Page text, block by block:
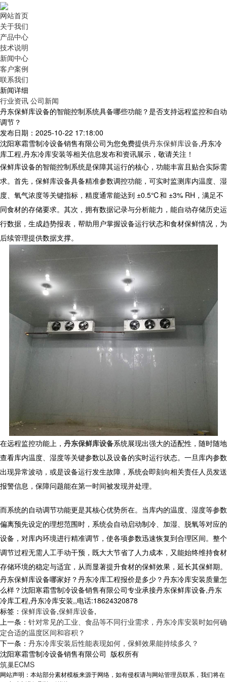
网站首页
关于我们
产品中心
技术说明
新闻中心
客户案例
联系我们
新闻详细
行业资讯 公司新闻
丹东保鲜库设备的智能控制系统具备哪些功能？是否支持远程监控和自动
调节？
发布日期：2025-10-22 17:18:00
沈阳寒霜雪制冷设备销售有限公司为您免费提供丹东保鲜库设备,丹东冷
库工程,丹东冷库安装等相关信息发布和资讯展示，敬请关注！
保鲜库设备的智能控制系统是保障其运行的核心，功能丰富且贴合实际需
求。首先， 保鲜库设备具备精准参数调控功能，可实时监测库内温度、湿
度、氧气浓度等关键指标，精度通常能达到 ±0.5℃和 ±3% RH，满足不
同食材的存储要求。其次，拥有数据记录与分析能力，能自动存储历史运
行数据，生成趋势报表，帮助用户掌握设备运行状态和食材保鲜情况，为
后续管理提供数据支撑。​
在远程监控功能上， 丹东保鲜库设备系统展现出强大的适配性，随时随地
查看库内温度、湿度等关键参数以及设备的实时运行状态。一旦库内参数
出现异常波动，或是设备运行发生故障，系统会即刻向相关责任人员发送
报警信息， 保障问题能在第一时间被发现并处理。
而系统的自动调节功能更是其核心优势所在。当库内的温度、湿度等参数
偏离预先设定的理想范围时，系统会自动启动制冷、加湿、脱氧等对应的
设备，对库内环境进行精准调节，使各项参数迅速恢复到合理区间。整个
调节过程无需人工手动干预，既大大节省了人力成本，又能始终维持食材
存储环境的稳定与适宜，从而显著提升食材的保鲜效果，延长其保鲜期。
丹东保鲜库设备哪家好？丹东冷库工程报价是多少？丹东冷库安装质量怎
么样？沈阳寒霜雪制冷设备销售有限公司专业承接丹东保鲜库设备,丹东
冷库工程,丹东冷库安装,,电话:18624320878
标签： 保鲜库设备,保鲜库设备,
上一条： 针对常见的工业、食品等不同行业需求，丹东冷库安装时如何确
定合适的温度区间和容积？
下一条： 丹东冷库安装后性能表现如何，保鲜效果能持续多久？
沈阳寒霜雪制冷设备销售有限公司 版权所有
筑巢ECMS
网站声明：本站部分素材模板来源于网络，如有侵权请与网站管理员联系，我们将在